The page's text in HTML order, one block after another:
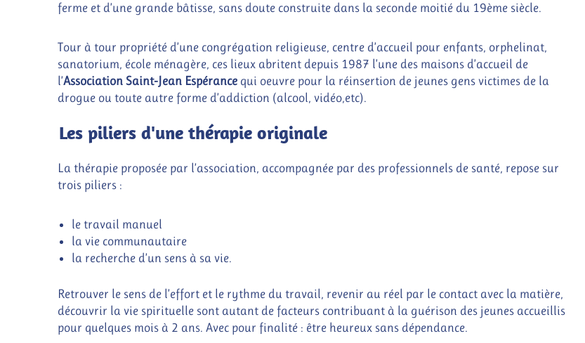
ferme et d’une grande bâtisse, sans doute construite dans la seconde moitié du 19ème siècle.
Tour à tour propriété d’une congrégation religieuse, centre d’accueil pour enfants, orphelinat,
sanatorium, école ménagère, ces lieux abritent depuis 1987 l’une des maisons d’accueil de
l’Association Saint-Jean Espérancequi oeuvre pour la réinsertion de jeunes gens victimes de la
drogue ou toute autre forme d’addiction (alcool, vidéo,etc).
Les piliers d'une thérapie originale
La thérapie proposée par l’association, accompagnée par des professionnels de santé, repose sur
trois piliers :
le travail manuel
la vie communautaire
la recherche d’un sens à sa vie.
Retrouver le sens de l’effort et le rythme du travail, revenir au réel par le contact avec la matière,
découvrir la vie spirituelle sont autant de facteurs contribuant à la guérison des jeunes accueillis
pour quelques mois à 2 ans. Avec pour finalité : être heureux sans dépendance.